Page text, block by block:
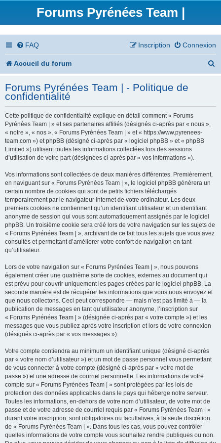
Forums Pyrénées Team |
FAQ Connexion
Inscription
Accueil du forum
h
Forums Pyrénées Team | - Politique de
confidentialité
Cette politique de confidentialité explique en détail comment « Forums
Pyrénées Team | » et ses partenaires affiliés (désignés ci-après par « nous »,
« notre », « nos », « Forums Pyrénées Team | » et « https://www.pyrenees-
team.com ») et phpBB (désigné ci-après par « logiciel phpBB » et « phpBB
Limited ») utilisent toutes les informations collectées lors des sessions
d’utilisation de votre part (désignées ci-après par « vos informations »).
Vos informations sont collectées de deux manières différentes. Premièrement,
en naviguant sur « Forums Pyrénées Team | », le logiciel phpBB génèrera un
certain nombre de cookies qui sont de petits fichiers téléchargés
temporairement par le navigateur internet de votre ordinateur. Les deux
premiers cookies ne contiennent qu’un identifiant utilisateur et un identifiant
anonyme de session qui vous sont automatiquement assignés par le logiciel
phpBB. Un troisième cookie sera créé lors de votre navigation sur les sujets de
« Forums Pyrénées Team | », archivant de ce fait tous les sujets que vous avez
consultés et permettant d’améliorer votre confort de navigation en tant
qu’utilisateur.
Lors de votre navigation sur « Forums Pyrénées Team | », nous pouvons
également créer une quatrième sorte de cookies, externes au document qui
est prévu pour couvrir uniquement les pages créées par le logiciel phpBB. La
seconde manière est de récupérer les informations que vous nous envoyez et
que nous collectons. Ceci peut correspondre — mais n’est pas limité à — la
publication de messages en tant qu’utilisateur anonyme, l’inscription sur
« Forums Pyrénées Team | » (désignée ci-après par « votre compte ») et les
messages que vous publiez après votre inscription et lors de votre connexion
(désignés ci-après par « vos messages »).
Votre compte contiendra au minimum un identifiant unique (désigné ci-après
par « votre nom d’utilisateur ») et un mot de passe personnel vous permettant
de vous connecter à votre compte (désigné ci-après par « votre mot de
passe ») et une adresse de courriel personnelle. Les informations de votre
compte sur « Forums Pyrénées Team | » sont protégées par les lois de
protection des données applicables dans le pays qui héberge notre serveur.
Toutes les informations, en-dehors de votre nom d’utilisateur, de votre mot de
passe et de votre adresse de courriel requis par « Forums Pyrénées Team | »
durant votre inscription, sont obligatoires ou facultatives, à la seule discrétion
de « Forums Pyrénées Team | ». Dans tous les cas, vous pouvez contrôler
quelles informations de votre compte vous souhaitez rendre publiques ou non.